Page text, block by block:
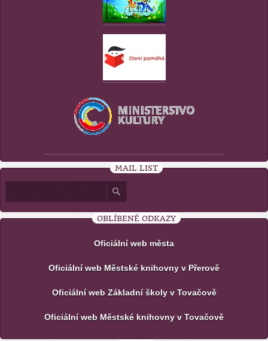
MAIL LIST
OBLÍBENÉ ODKAZY
Oficiální web města
Oficiální web Městské knihovny v Přerově
Oficiální web Základní školy v Tovačově
Oficiální web Městské knihovny v Tovačově